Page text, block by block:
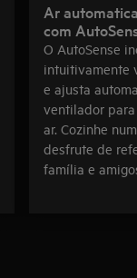
Ar
com
O AutoSense
intuitivamente
e ajusta
ventilador
ar. Cozinhe
desfrute de
família e